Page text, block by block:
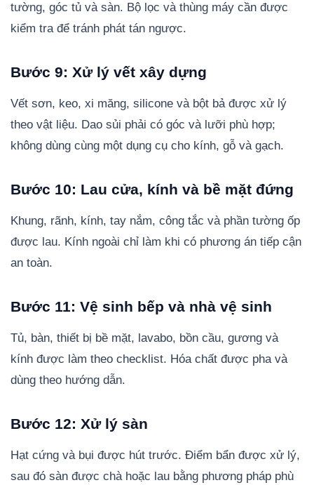
tường, góc tủ và sàn. Bộ lọc và thùng máy cần được
kiểm tra để tránh phát tán ngược.
Bước 9: Xử lý vết xây dựng
Vết sơn, keo, xi măng, silicone và bột bả được xử lý
theo vật liệu. Dao sủi phải có góc và lưỡi phù hợp;
không dùng cùng một dụng cụ cho kính, gỗ và gạch.
Bước 10: Lau cửa, kính và bề mặt đứng
Khung, rãnh, kính, tay nắm, công tắc và phần tường ốp
được lau. Kính ngoài chỉ làm khi có phương án tiếp cận
an toàn.
Bước 11: Vệ sinh bếp và nhà vệ sinh
Tủ, bàn, thiết bị bề mặt, lavabo, bồn cầu, gương và
kính được làm theo checklist. Hóa chất được pha và
dùng theo hướng dẫn.
Bước 12: Xử lý sàn
Hạt cứng và bụi được hút trước. Điểm bẩn được xử lý,
sau đó sàn được chà hoặc lau bằng phương pháp phù